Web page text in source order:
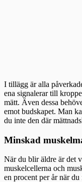
I tillägg är alla
ena signalerar till
mätt. Även dessa
emot budskapet. Man
du inte den där
Minskad
När du blir äldre är det
muskelcellerna och
en procent per år när